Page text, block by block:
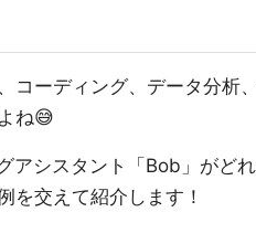
コーディング、データ分析
ね😅
アシスタント「Bob」がど
を交えて紹介します！